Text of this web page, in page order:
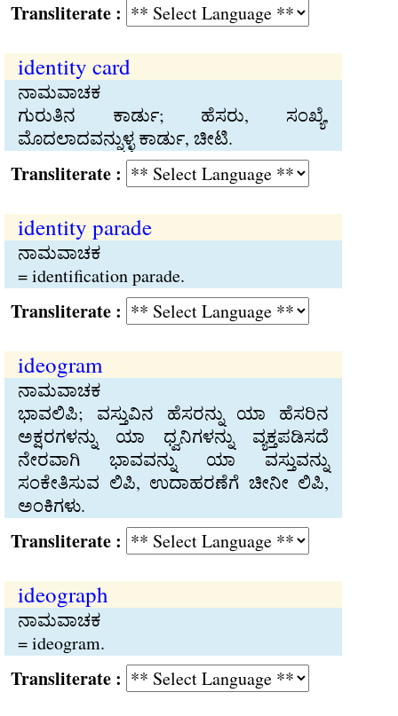
:
identity card
ನಾಮವಾಚಕ
ಗುರುತಿನ ಕಾರ್ಡು; ಹೆಸರು, ಸಂಖ್ಯೆ,
ಮೊದಲಾದವನ್ನುಳ್ಳ ಕಾರ್ಡು, ಚೀಟಿ.
:
identity parade
ನಾಮವಾಚಕ
= identification parade.
:
ideogram
ನಾಮವಾಚಕ
ಭಾವಲಿಪಿ; ವಸ್ತುವಿನ ಹೆಸರನ್ನು ಯಾ ಹೆಸರಿನ
ಅಕ್ಷರಗಳನ್ನು ಯಾ ಧ್ವನಿಗಳನ್ನು ವ್ಯಕ್ತಪಡಿಸದೆ
ನೇರವಾಗಿ ಭಾವವನ್ನು ಯಾ ವಸ್ತುವನ್ನು
ಸಂಕೇತಿಸುವ ಲಿಪಿ, ಉದಾಹರಣೆಗೆ ಚೀನೀ ಲಿಪಿ,
ಅಂಕಿಗಳು.
:
ideograph
ನಾಮವಾಚಕ
= ideogram.
: